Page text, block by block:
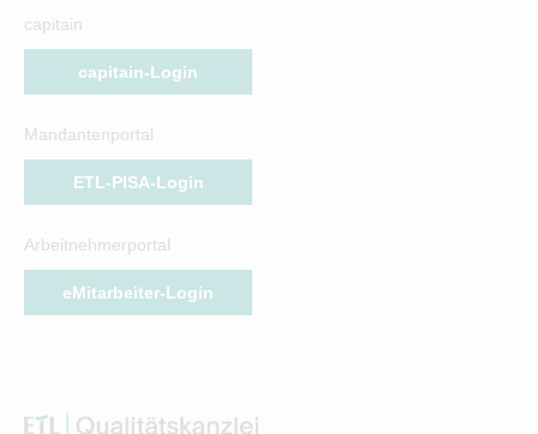
capitain
capitain-Login
Mandantenportal
ETL-PISA-Login
Arbeitnehmerportal
eMitarbeiter-Login